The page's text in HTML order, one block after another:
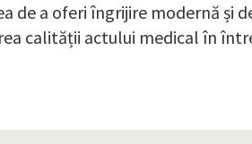
a oferi îngrijire modernă și
calității actului medical în